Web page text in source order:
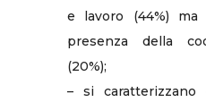
e lavoro (44%)
presenza della
(20%);
– si caratterizzano